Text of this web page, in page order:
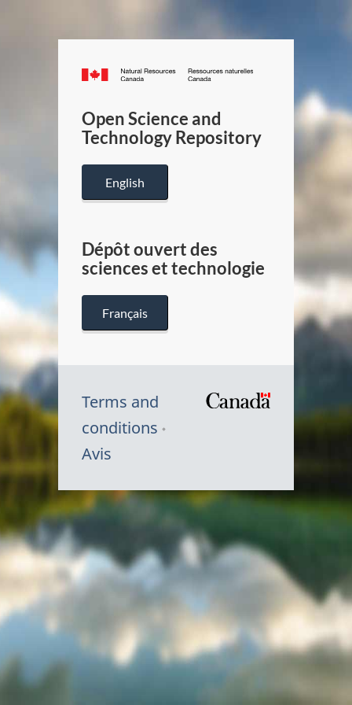
Canada.ca
/
Canada
Open Science and
Technology Repository
English
Dépôt ouvert des
sciences et technologie
Français
Terms and
conditions
Avis
Symbole
du